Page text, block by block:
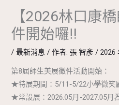
【2026林口康
件開始囉!!
/最新消息 / 作者: 張 智彥 /2026
第8屆師生美展徵件活動開始：
★特展期間：5/11-5/22小學微笑
★常設展：2026.05月-2027.05月